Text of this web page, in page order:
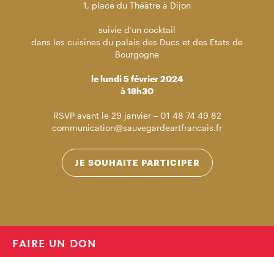
1, place du Théâtre à Dijon
suivie d’un cocktail
dans les cuisines du palais des Ducs et des Etats de
Bourgogne
le lundi 5 février 2024
à 18h30
RSVP avant le 29 janvier – 01 48 74 49 82
communication@sauvegardeartfrancais.fr
JE SOUHAITE PARTICIPER
FAIRE UN DON